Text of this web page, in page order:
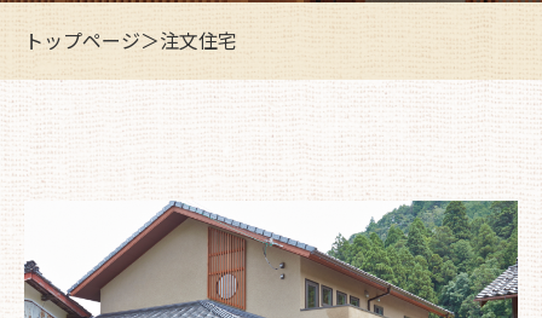
トップページ＞注文住宅